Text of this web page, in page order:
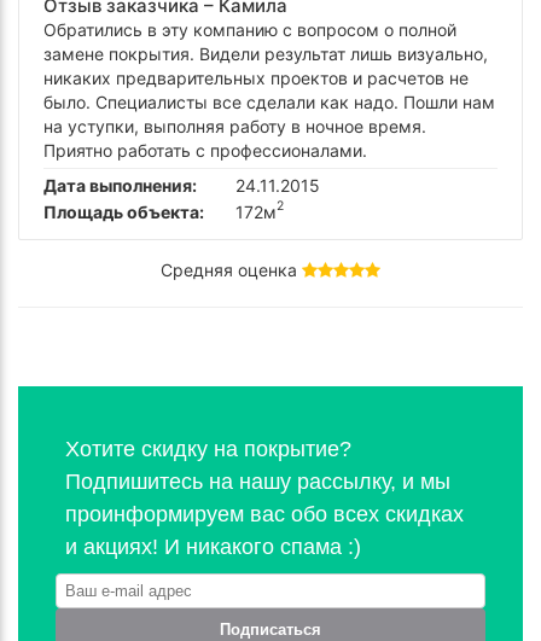
Отзыв заказчика – Камила
Обратились в эту компанию с вопросом о полной
замене покрытия. Видели результат лишь визуально,
никаких предварительных проектов и расчетов не
было. Специалисты все сделали как надо. Пошли нам
на уступки, выполняя работу в ночное время.
Приятно работать с профессионалами.
Дата выполнения:
24.11.2015
Площадь объекта:
172м2
Средняя оценка
Хотите скидку на покрытие?
Подпишитесь на нашу рассылку, и мы
проинформируем вас обо всех скидках
и акциях! И никакого спама :)
Подписаться